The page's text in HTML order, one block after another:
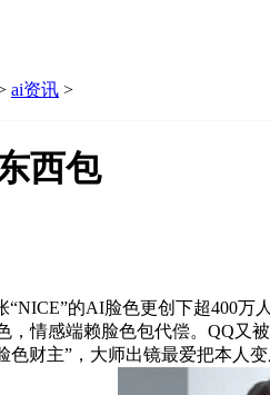
ai资讯 >
西包
的AI脸色更创下超400万
，情感端赖脸色包代偿。QQ又
色财主”，大师出镜最爱把本人